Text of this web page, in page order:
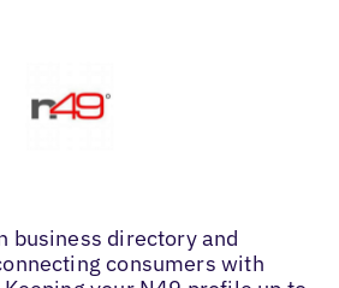
business directory and
consumers with